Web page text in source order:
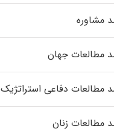
مشاوره
مطالعات جهان
مطالعات دفاعی استراتژیک
مطالعات زنان